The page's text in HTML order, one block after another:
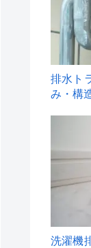
排水ト
み・構
洗濯機